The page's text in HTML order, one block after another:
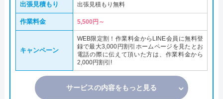
出張見積もり 出張見積もり無料
作業料金 5,500円～
キャンペーン
WEB限定割！作業料金からLINE会員に無料登
録で最大3,000円割引ホームページを見たとお
電話の際に伝えて頂いた方は、作業料金から
2,000円割引!
サービスの内容をもっと見る